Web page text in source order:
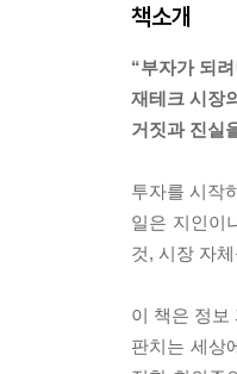
책소개
“부자가 되
재테크 시장
거짓과 진실
투자를 시작
일은 지인이
것, 시장 자
이 책은 정보
판치는 세상